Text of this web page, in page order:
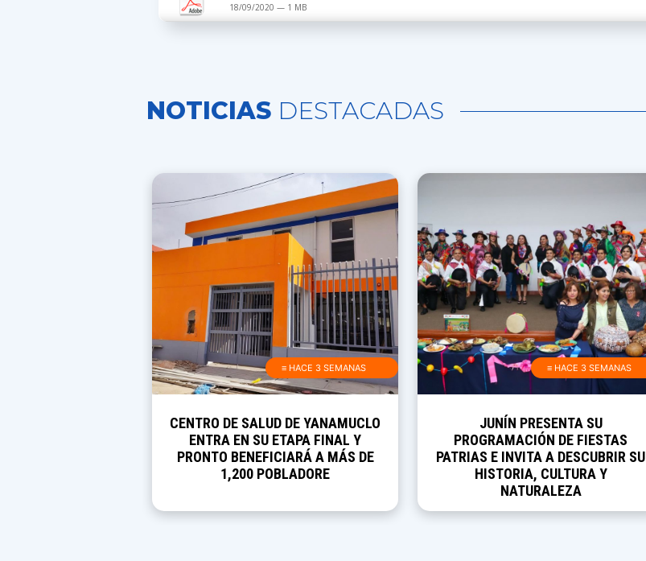
18/09/2020 — 1 MB
NOTICIAS DESTACADAS
≡ HACE 3 SEMANAS
CENTRO DE SALUD DE YANAMUCLO
ENTRA EN SU ETAPA FINAL Y
PRONTO BENEFICIARÁ A MÁS DE
1,200 POBLADORE
≡ HACE 3 SEMANAS
JUNÍN PRESENTA SU
PROGRAMACIÓN DE FIESTAS
PATRIAS E INVITA A DESCUBRIR SU
HISTORIA, CULTURA Y
NATURALEZA